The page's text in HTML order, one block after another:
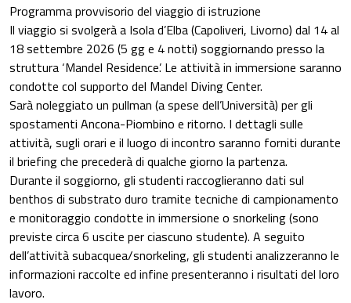
Programma provvisorio del viaggio di istruzione
Il viaggio si svolgerà a Isola d’Elba (Capoliveri, Livorno) dal 14 al
18 settembre 2026 (5 gg e 4 notti) soggiornando presso la
struttura ‘Mandel Residence’. Le attività in immersione saranno
condotte col supporto del Mandel Diving Center.
Sarà noleggiato un pullman (a spese dell’Università) per gli
spostamenti Ancona-Piombino e ritorno. I dettagli sulle
attività, sugli orari e il luogo di incontro saranno forniti durante
il briefing che precederà di qualche giorno la partenza.
Durante il soggiorno, gli studenti raccoglieranno dati sul
benthos di substrato duro tramite tecniche di campionamento
e monitoraggio condotte in immersione o snorkeling (sono
previste circa 6 uscite per ciascuno studente). A seguito
dell’attività subacquea/snorkeling, gli studenti analizzeranno le
informazioni raccolte ed infine presenteranno i risultati del loro
lavoro.